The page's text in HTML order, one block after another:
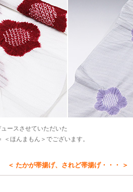
ースさせていただいた
＜ほんまもん＞でございます。
＜ たかが帯揚げ、されど帯揚げ・・・ ＞